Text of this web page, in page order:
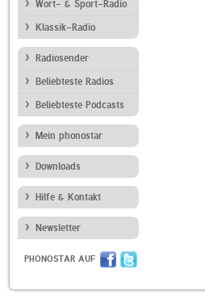
Wort- & Sport-Radio
Klassik-Radio
Radiosender
Beliebteste Radios
Beliebteste Podcasts
Mein phonostar
Downloads
Hilfe & Kontakt
Newsletter
PHONOSTAR AUF